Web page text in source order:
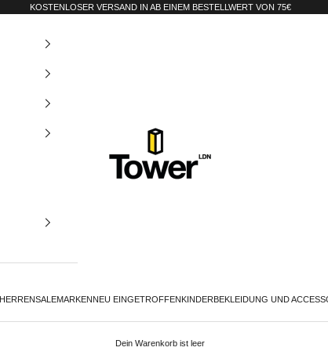
KOSTENLOSER VERSAND IN AB EINEM BESTELLWERT VON 75€
Tower-London.De
HERRENSALEMARKEN NEU EINGETROFFEN KINDER BEKLEIDUNG UND
Dein Warenkorb ist leer